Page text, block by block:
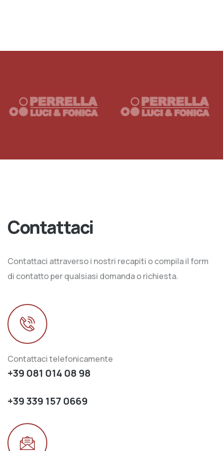
Contattaci
Contattaci attraverso i nostri recapiti o compila il form
di contatto per qualsiasi domanda o richiesta.
Contattaci telefonicamente
+39 081 014 08 98
+39 339 157 0669